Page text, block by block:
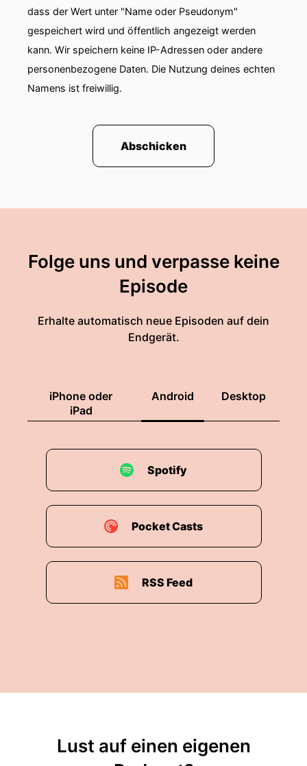
dass der Wert unter "Name oder Pseudonym"
gespeichert wird und öffentlich angezeigt werden
kann. Wir speichern keine IP-Adressen oder andere
personenbezogene Daten. Die Nutzung deines echten
Namens ist freiwillig.
Abschicken
Folge uns und verpasse keine
Episode
Erhalte automatisch neue Episoden auf dein
Endgerät.
iPhone oder
iPad
Android Desktop
Spotify
Pocket Casts
RSS Feed
Lust auf einen eigenen